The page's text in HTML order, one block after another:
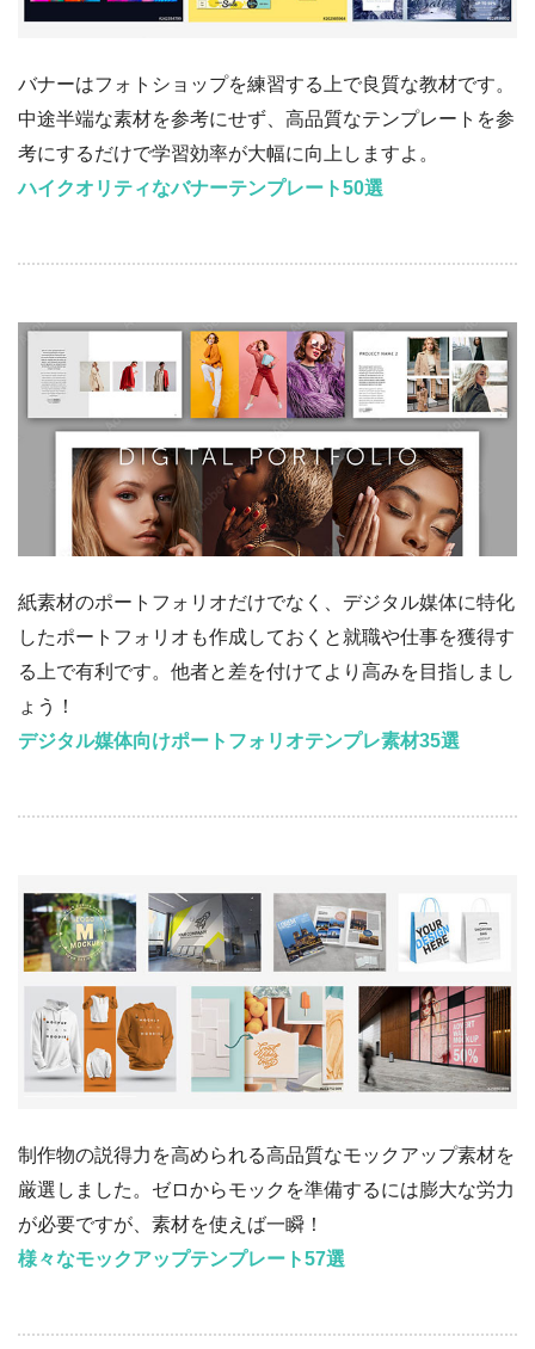
バナーはフォトショップを練習する上で良質な教材です。
中途半端な素材を参考にせず、高品質なテンプレートを参
考にするだけで学習効率が大幅に向上しますよ。
ハイクオリティなバナーテンプレート50選
紙素材のポートフォリオだけでなく、デジタル媒体に特化
したポートフォリオも作成しておくと就職や仕事を獲得す
る上で有利です。他者と差を付けてより高みを目指しまし
ょう！
デジタル媒体向けポートフォリオテンプレ素材35選
制作物の説得力を高められる高品質なモックアップ素材を
厳選しました。ゼロからモックを準備するには膨大な労力
が必要ですが、素材を使えば一瞬！
様々なモックアップテンプレート57選